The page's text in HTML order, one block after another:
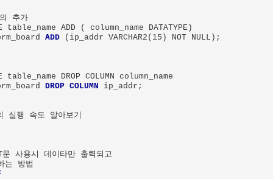
추가
ADD ( column_name DATATYPE)
ADD (ip_addr VARCHAR2(15) NOT NULL);
DROP COLUMN column_name
DROP COLUMN ip_addr;
실행 속도 알아보기
사용시 데이타만 출력되고
는 방법